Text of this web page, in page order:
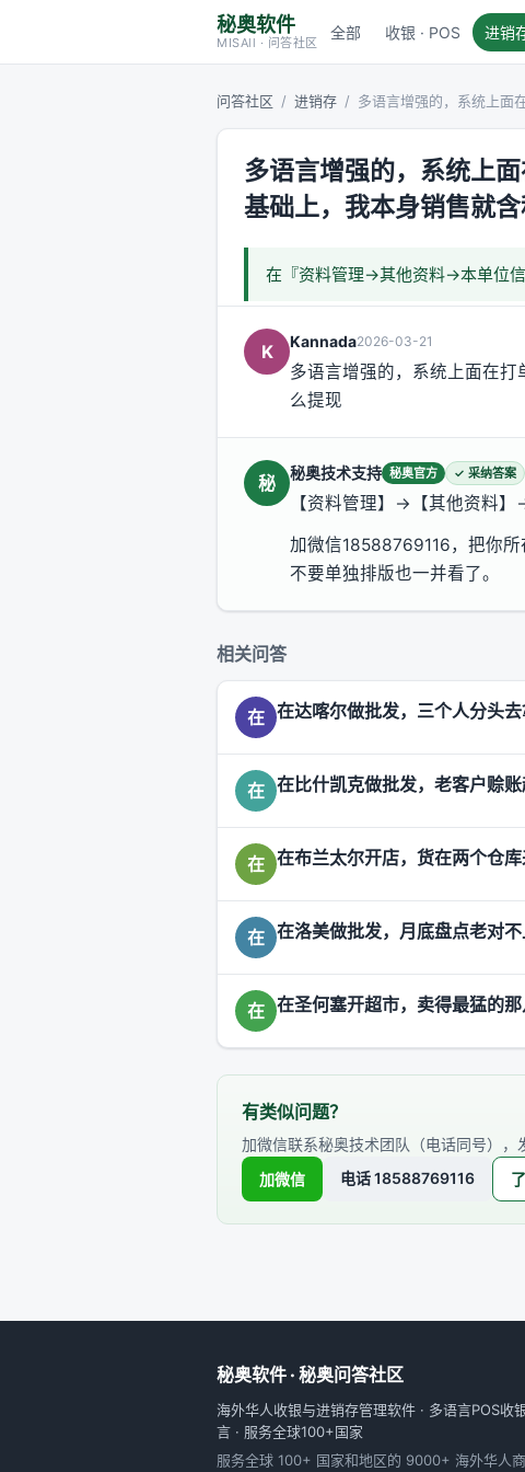
秘奥软件
MISAll · 问答社区
全部 收银 · POS 进销
问答社区 / 进销存 / 多语言增强的，系统上面
多语言增强的，系统上
基础上，我本身销售就
在『资料管理→其他资料→本单位信
K Kannada2026-03-21
多语言增强的，系统上面在
么提现
秘 秘奥技术支持 秘奥官方 ✓ 采纳答案
【资料管理】→【其他资料
加微信18588769116，把你
不要单独排版也一并看了。
相关问答
在 在达喀尔做批发，三个人分头
在 在比什凯克做批发，老客户赊
在 在布兰太尔开店，货在两个仓
在 在洛美做批发，月底盘点老对
在 在圣何塞开超市，卖得最猛的
有类似问题？
加微信联系秘奥技术团队（电话同号），
加微信
电话 18588769116
秘奥软件 · 秘奥问答社区
海外华人收银与进销存管理软件 · 多语言POS收
言 · 服务全球100+国家
服务全球 100+ 国家和地区的 9000+ 海外华人